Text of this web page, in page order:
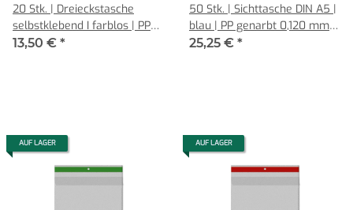
20 Stk. | Dreieckstasche
selbstklebend I farblos | PP
genarbt 0,120 mm I
13,50 € *
50 Stk. | Sichttasche DIN A5 |
blau | PP genarbt 0,120 mm |
Hochformat mit Klappe
25,25 € *
AUF LAGER AUF LAGER